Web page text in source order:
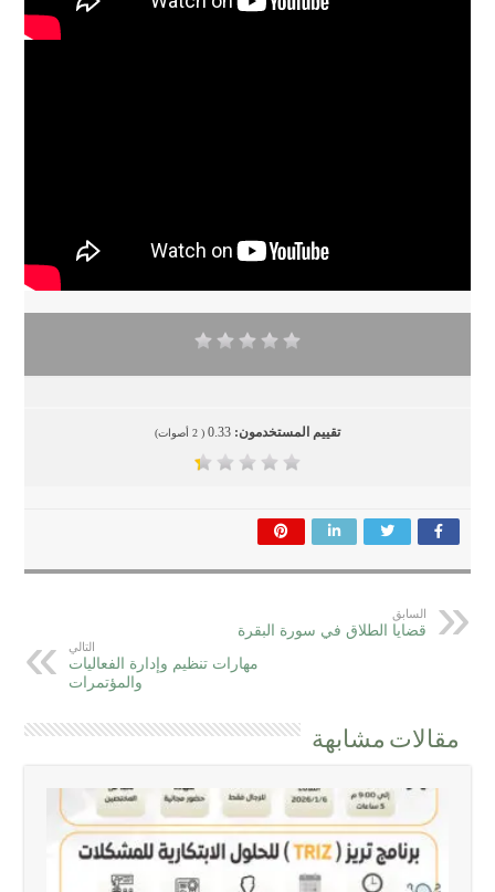
تقييم المستخدمون: 0.33
(
2 أصوات)
السابق
قضايا الطلاق في سورة البقرة
التالي
مهارات تنظيم وإدارة الفعاليات
والمؤتمرات
مقالات مشابهة